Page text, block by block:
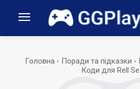
Головна Поради та підказки
Коди для Rell